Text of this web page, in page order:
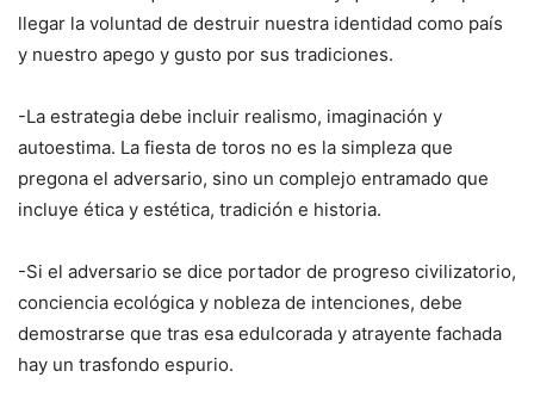
llegar la voluntad de destruir nuestra identidad como país
y nuestro apego y gusto por sus tradiciones.
-La estrategia debe incluir realismo, imaginación y
autoestima. La fiesta de toros no es la simpleza que
pregona el adversario, sino un complejo entramado que
incluye ética y estética, tradición e historia.
-Si el adversario se dice portador de progreso civilizatorio,
conciencia ecológica y nobleza de intenciones, debe
demostrarse que tras esa edulcorada y atrayente fachada
hay un trasfondo espurio.